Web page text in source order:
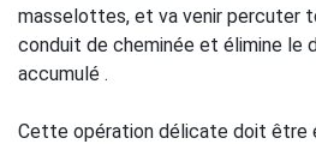
masselottes, et va venir percuter
conduit de cheminée et élimine le
accumulé .
Cette opération délicate doit être